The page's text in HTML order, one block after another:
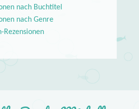
nach Buchtitel
nach Genre
Rezensionen